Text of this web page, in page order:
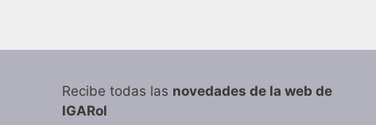
Recibe todas las novedades de la web de
IGARol